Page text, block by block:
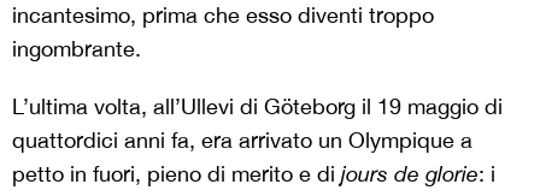
incantesimo, prima che esso diventi troppo
ingombrante.
L’ultima volta, all’Ullevi di Göteborg il 19 maggio di
quattordici anni fa, era arrivato un Olympique a
petto in fuori, pieno di merito e di jours de glorie: i